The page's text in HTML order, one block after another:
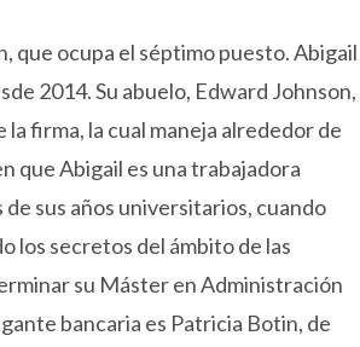
que ocupa el séptimo puesto. Abigail
2014. Su abuelo, Edward Johnson,
firma, la cual maneja alrededor de
que Abigail es una trabajadora
sus años universitarios, cuando
los secretos del ámbito de las
su Máster en Administración
bancaria es Patricia Botin, de